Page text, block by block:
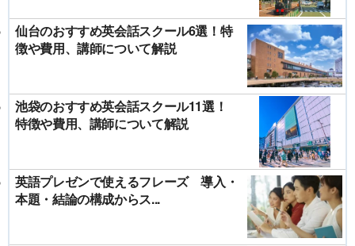
仙台のおすすめ英会話スクール6選！特
徴や費用、講師について解説
池袋のおすすめ英会話スクール11選！
特徴や費用、講師について解説
英語プレゼンで使えるフレーズ 導入・
本題・結論の構成からス...